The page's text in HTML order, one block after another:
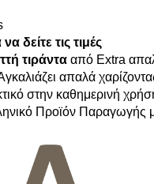
δείτε τις τιμές
τιράντα από Extra
απαλά
στην καθημερινή
Προϊόν Παραγωγής